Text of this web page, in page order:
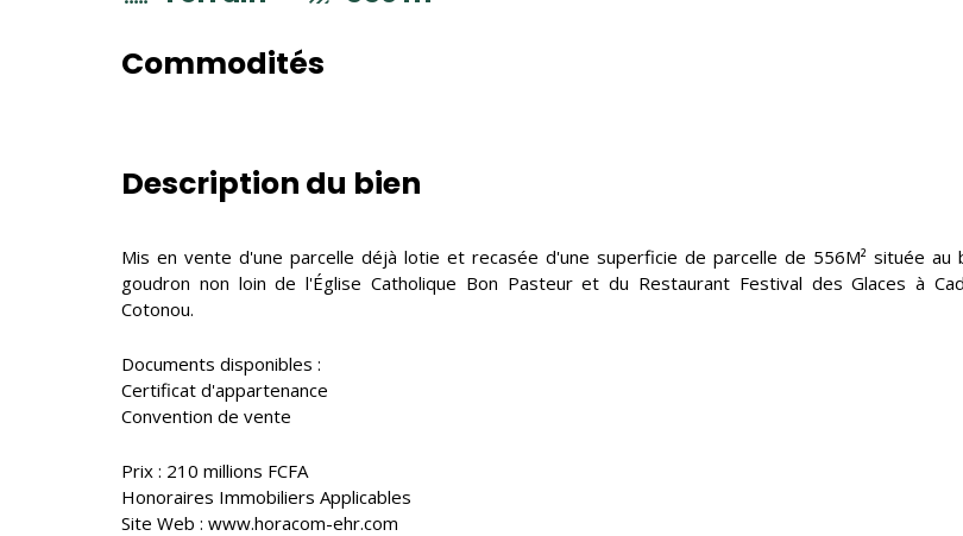
Commodités
Description du bien
Mis en vente d'une parcelle déjà lotie et recasée d'une superficie de parcelle de 556M² située au
goudron non loin de l'Église Catholique Bon Pasteur et du Restaurant Festival des Glaces à
Cotonou.
Documents disponibles :
Certificat d'appartenance
Convention de vente
Prix : 210 millions FCFA
Honoraires Immobiliers Applicables
Site Web : www.horacom-ehr.com